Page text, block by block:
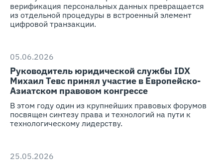
верификация персональных данных превращается
из отдельной процедуры в встроенный элемент
цифровой транзакции.
05.06.2026
Руководитель юридической службы IDX
Михаил Тевс принял участие в Европейско-
Азиатском правовом конгрессе
В этом году один из крупнейших правовых форумов
посвящен синтезу права и технологий на пути к
технологическому лидерству.
25.05.2026